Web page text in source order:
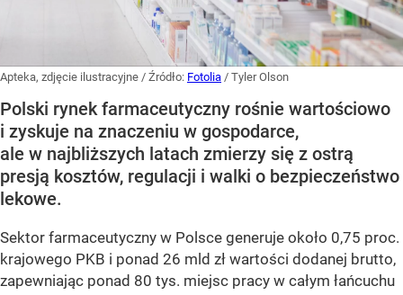
Apteka, zdjęcie ilustracyjne / Źródło: Fotolia / Tyler Olson
Polski rynek farmaceutyczny rośnie wartościowo
i zyskuje na znaczeniu w gospodarce,
ale w najbliższych latach zmierzy się z ostrą
presją kosztów, regulacji i walki o bezpieczeństwo
lekowe.
Sektor farmaceutyczny w Polsce generuje około 0,75 proc.
krajowego PKB i ponad 26 mld zł wartości dodanej brutto,
zapewniając ponad 80 tys. miejsc pracy w całym łańcuchu